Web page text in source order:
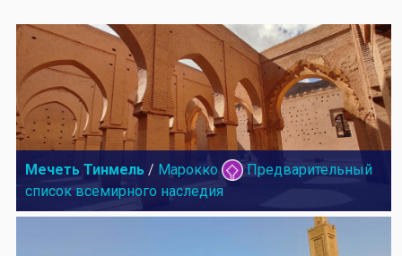
Мечеть Тинмель / Марокко
Предварительный
список всемирного наследия